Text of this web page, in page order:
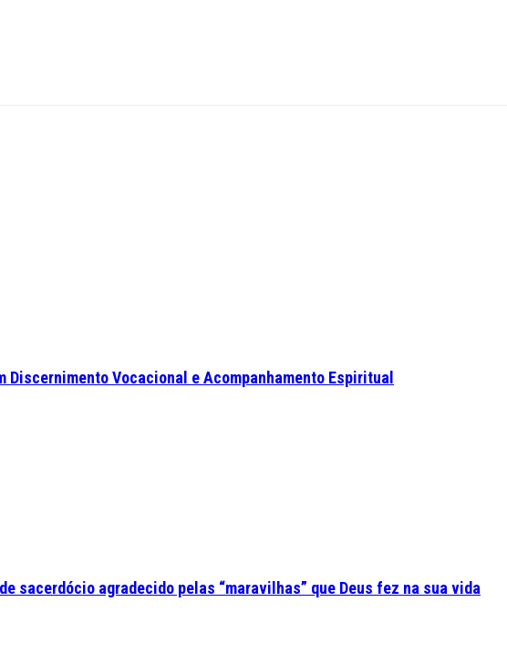
Discernimento Vocacional e Acompanhamento Espiritual
sacerdócio agradecido pelas “maravilhas” que Deus fez na sua vida